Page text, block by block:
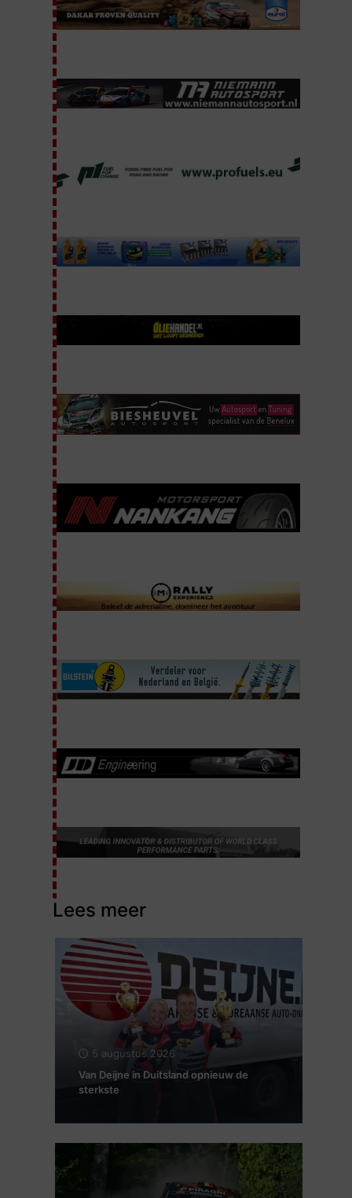
Lees meer
5 augustus 2026
Van Deijne in Duitsland opnieuw de
sterkste